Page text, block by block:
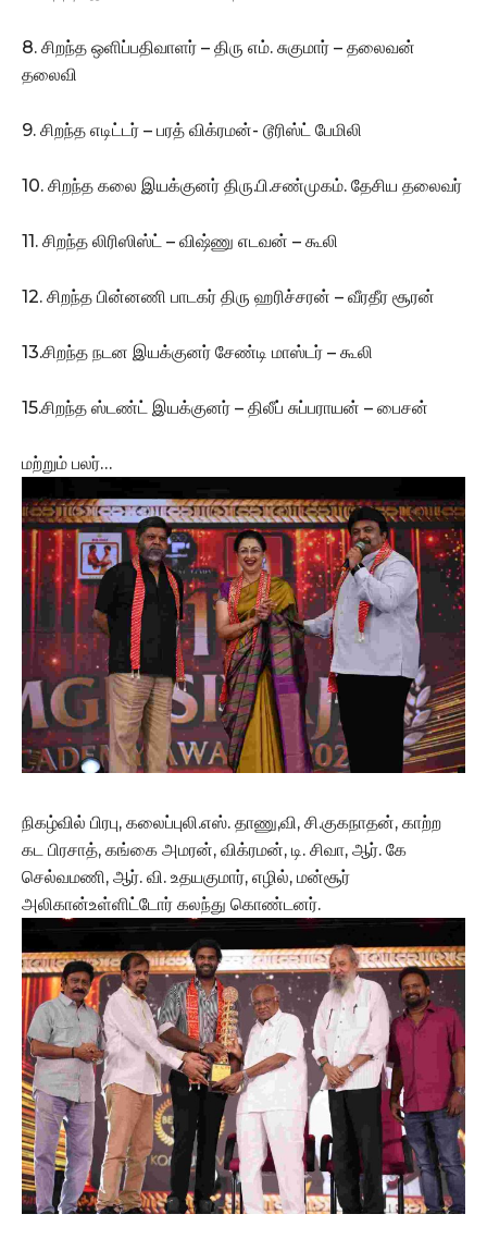
8. சிறந்த ஒளிப்பதிவாளர் – திரு எம். சுகுமார் – தலைவன்
தலைவி
9. சிறந்த எடிட்டர் – பரத் விக்ரமன்- டூரிஸ்ட் பேமிலி
10. சிறந்த கலை இயக்குனர் திரு.பி.சண்முகம். தேசிய தலைவர்
11. சிறந்த லிரிஸிஸ்ட் – விஷ்ணு எடவன் – கூலி
12. சிறந்த பின்னணி பாடகர் திரு ஹரிச்சரன் – வீரதீர சூரன்
13.சிறந்த நடன இயக்குனர் சேண்டி மாஸ்டர் – கூலி
15.சிறந்த ஸ்டண்ட் இயக்குனர் – திலீப் சுப்பராயன் – பைசன்
மற்றும் பலர்…
நிகழ்வில் பிரபு, கலைப்புலி.எஸ். தாணு,வி, சி.குகநாதன், காற்ற
கட பிரசாத், கங்கை அமரன், விக்ரமன், டி. சிவா, ஆர். கே
செல்வமணி, ஆர். வி. உதயகுமார், எழில், மன்சூர்
அலிகான்உள்ளிட்டோர் கலந்து கொண்டனர்.